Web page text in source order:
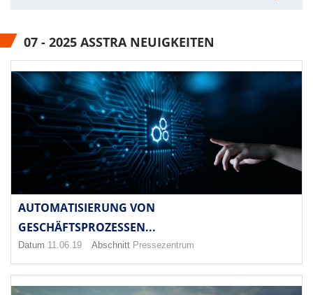
07 - 2025 ASSTRA NEUIGKEITEN
AUTOMATISIERUNG VON
GESCHÄFTSPROZESSEN...
Datum 11.06.19 Abschnitt Pressezentrum